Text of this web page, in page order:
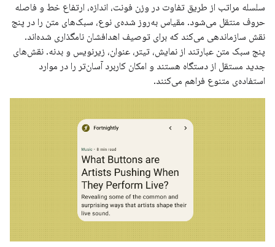
سلسله مراتب از طریق تفاوت در وزن فونت، اندازه، ارتفاع خط و فاصله
حروف منتقل می‌شود. مقیاس به‌روز شده‌ی نوع، سبک‌های متن را در پنج
نقش سازماندهی می‌کند که برای توصیف اهدافشان نامگذاری شده‌اند.
پنج سبک متن عبارتند از نمایش، تیتر، عنوان، زیرنویس و بدنه. نقش‌های
جدید مستقل از دستگاه هستند و امکان کاربرد آسان‌تر را در موارد
استفاده‌ی متنوع فراهم می‌کنند.